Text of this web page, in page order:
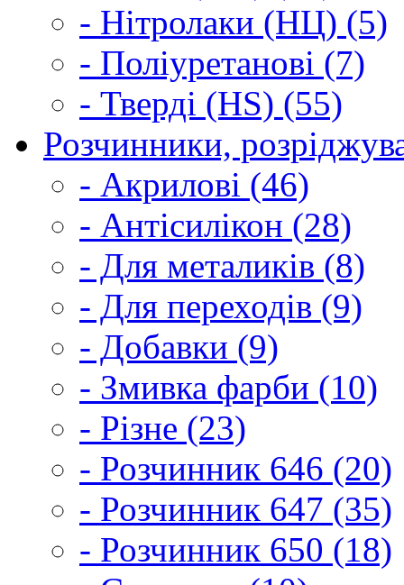
- Нітролаки (НЦ) (5)
- Поліуретанові (7)
- Тверді (HS) (55)
Розчинники,
- Акрилові (46)
- Антісилікон (28)
- Для металиків (8)
- Для переходів (9)
- Добавки (9)
- Змивка фарби (10)
- Різне (23)
- Розчинник 646 (20)
- Розчинник 647 (35)
- Розчинник 650 (18)